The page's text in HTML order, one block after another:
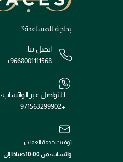
بحاجة للمساعدة؟
اتصل بنا:
+9668001111568
للتواصل عبر الواتساب:
+971563299902
توقيت خدمة العملاء:
واتساب: من 10:00 صباحًا إلى